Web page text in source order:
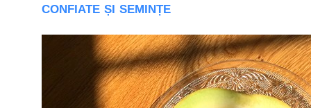
CONFIATE ȘI SEMINȚE